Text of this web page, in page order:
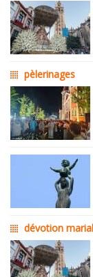
pèlerinages
dévotion